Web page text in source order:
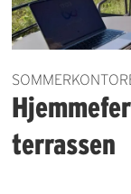
terrassen